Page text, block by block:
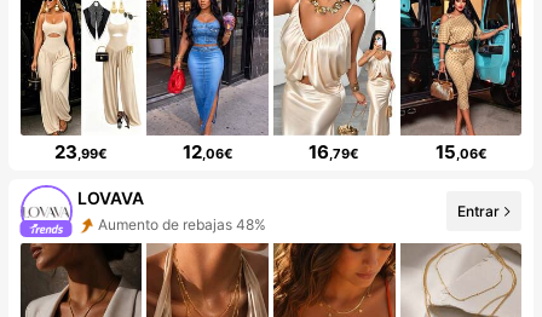
23,99€ 12,06€ 16,79€ 15,06€
LOVAVA
Aumento de rebajas 48%
Entrar